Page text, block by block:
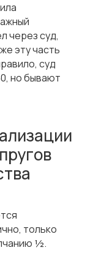
через суд,
эту часть
суд
но бывают
только
½.